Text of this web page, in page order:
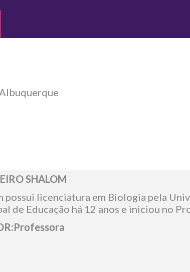
SHALOM
possui licenciatura em Biologia pela
de Educação há 12 anos e iniciou no